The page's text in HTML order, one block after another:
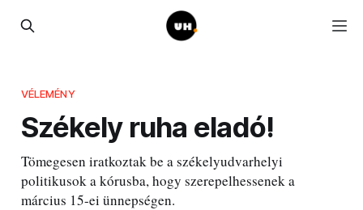
VÉLEMÉNY
Székely ruha eladó!
Tömegesen iratkoztak be a székelyudvarhelyi
politikusok a kórusba, hogy szerepelhessenek a
március 15-ei ünnepségen.